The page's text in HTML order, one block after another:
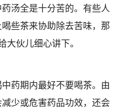
汤全是十分苦的。有些人
些茶来协助除去苦味，那
大伙儿细心讲下。
期内最好不要喝茶。由
少或危害药品功效，还会